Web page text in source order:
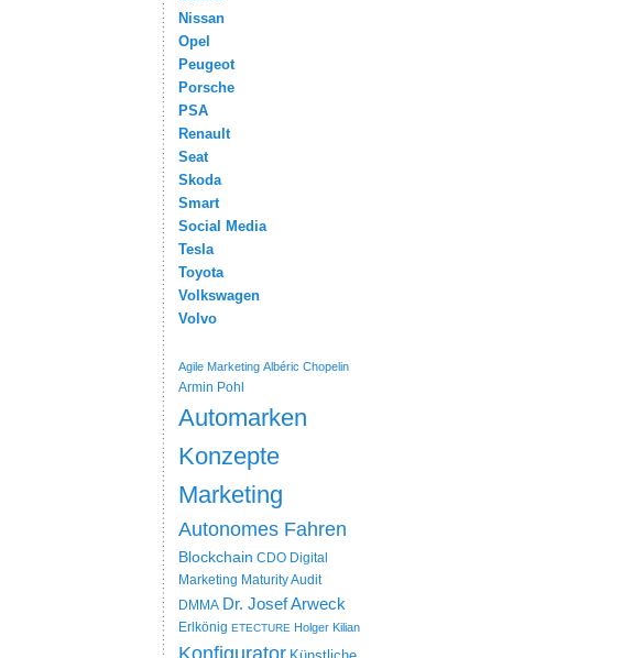
Nissan
Opel
Peugeot
Porsche
PSA
Renault
Seat
Skoda
Smart
Social Media
Tesla
Toyota
Volkswagen
Volvo
Agile Marketing Albéric Chopelin
Armin Pohl
Automarken
Konzepte
Marketing
Autonomes Fahren
Blockchain CDO Digital
Marketing Maturity Audit
DMMA Dr. Josef Arweck
Erlkönig ETECTURE Holger Kilian
Konfigurator